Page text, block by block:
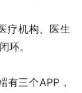
疗机构、医生
环。
有三个APP，